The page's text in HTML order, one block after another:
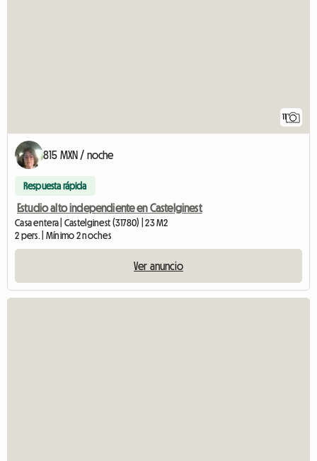
815 MXN / noche
Respuesta rápida
Estudio alto independiente en Castelginest
Casa entera | Castelginest (31780) | 23 M2
2 pers. | Mínimo 2 noches
Ver anuncio